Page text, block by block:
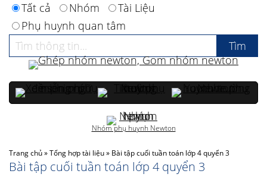
Trang chủ»Tổng hợp tài liệu» Bài tập cuối tuần toán lớp 4 quyển 3
Bài tập cuối tuần toán lớp 4 quyển 3
Tất cả
Nhóm
Tài Liệu
Phụ huynh quan tâm
Nhóm phụ huynh Newton